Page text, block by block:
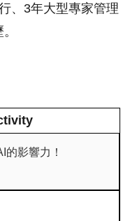
、3年大型專家管理
影響力！